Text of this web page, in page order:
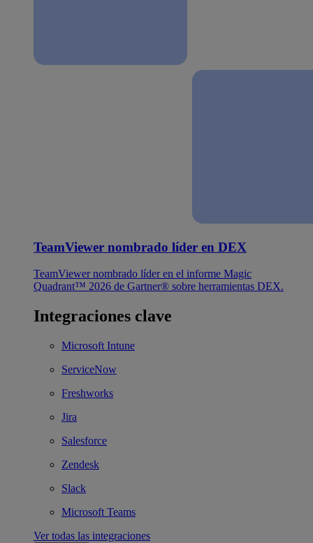
TeamViewer nombrado líder en DEX
TeamViewer nombrado líder en el informe Magic
Quadrant™ 2026 de Gartner® sobre herramientas DEX.
Integraciones clave
Microsoft Intune
ServiceNow
Freshworks
Jira
Salesforce
Zendesk
Slack
Microsoft Teams
Ver todas las integraciones